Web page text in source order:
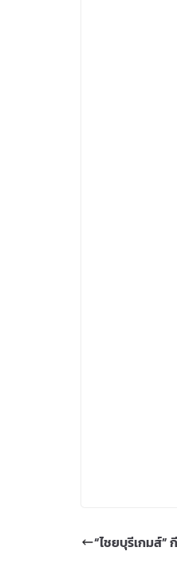
“ไชยบุรีเกมส์”